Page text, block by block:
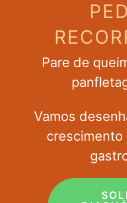
Pare de
Vamos
crescimento